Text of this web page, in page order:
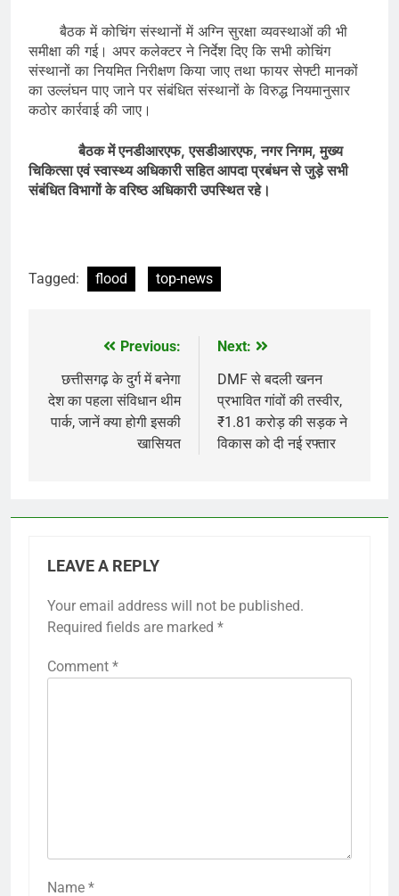
बैठक में कोचिंग संस्थानों में अग्नि सुरक्षा व्यवस्थाओं की भी
समीक्षा की गई। अपर कलेक्टर ने निर्देश दिए कि सभी कोचिंग
संस्थानों का नियमित निरीक्षण किया जाए तथा फायर सेफ्टी मानकों
का उल्लंघन पाए जाने पर संबंधित संस्थानों के विरुद्ध नियमानुसार
कठोर कार्रवाई की जाए।
बैठक में एनडीआरएफ, एसडीआरएफ, नगर निगम, मुख्य
चिकित्सा एवं स्वास्थ्य अधिकारी सहित आपदा प्रबंधन से जुड़े सभी
संबंधित विभागों के वरिष्ठ अधिकारी उपस्थित रहे।
Tagged: flood top-news
navigation
Previous:
छत्तीसगढ़ के दुर्ग में बनेगा
देश का पहला संविधान थीम
पार्क, जानें क्या होगी इसकी
खासियत
Next:
DMF से बदली खनन
प्रभावित गांवों की तस्वीर,
₹1.81 करोड़ की सड़क ने
विकास को दी नई रफ्तार
LEAVE A REPLY
Your email address will not be published.
Required fields are marked *
Comment *
Name *